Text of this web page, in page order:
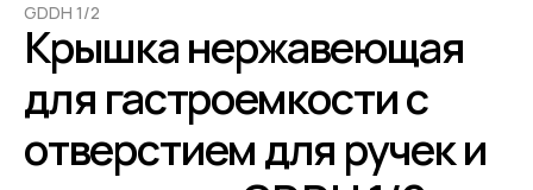
GDDH 1/2
Крышка нержавеющая
для гастроемкости с
отверстием для ручек и